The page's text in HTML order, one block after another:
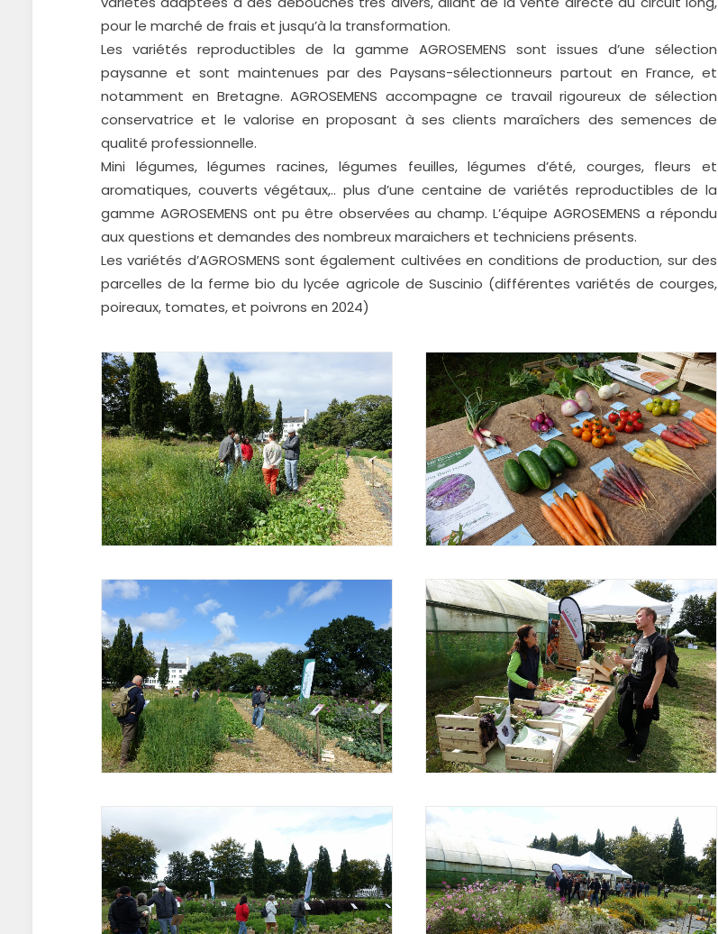
pour le marché de frais et jusqu’à la transformation.
Les variétés reproductibles de la gamme AGROSEMENS sont issues d’une sélection
paysanne et sont maintenues par des Paysans-sélectionneurs partout en France, et
notamment en Bretagne. AGROSEMENS accompagne ce travail rigoureux de sélection
conservatrice et le valorise en proposant à ses clients maraîchers des semences de
qualité professionnelle.
Mini légumes, légumes racines, légumes feuilles, légumes d’été, courges, fleurs et
aromatiques, couverts végétaux,.. plus d’une centaine de variétés reproductibles de la
gamme AGROSEMENS ont pu être observées au champ. L’équipe AGROSEMENS a répondu
aux questions et demandes des nombreux maraichers et techniciens présents.
Les variétés d’AGROSMENS sont également cultivées en conditions de production, sur des
parcelles de la ferme bio du lycée agricole de Suscinio (différentes variétés de courges,
poireaux, tomates, et poivrons en 2024)